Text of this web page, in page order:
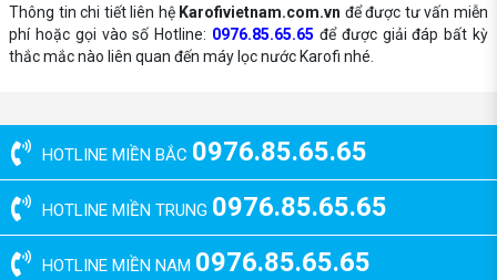
Thông tin chi tiết liên hệ Karofivietnam.com.vn để được tư vấn miễn
phí hoặc gọi vào số Hotline: 0976.85.65.65 để được giải đáp bất kỳ
thắc mắc nào liên quan đến máy lọc nước Karofi nhé.
HOTLINE MIỀN BẮC 0976.85.65.65
HOTLINE MIỀN TRUNG 0976.85.65.65
HOTLINE MIỀN NAM 0976.85.65.65